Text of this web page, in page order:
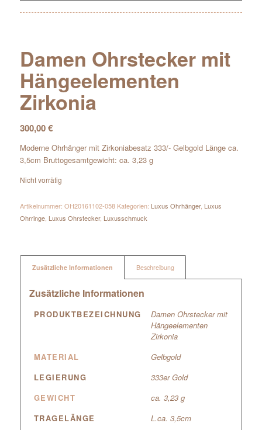
Damen Ohrstecker mit
Hängeelementen
Zirkonia
300,00€
Moderne Ohrhänger mit Zirkoniabesatz 333/- Gelbgold Länge ca.
3,5cm Bruttogesamtgewicht: ca. 3,23 g
Nicht vorrätig
Artikelnummer: OH20161102-058 Kategorien: Luxus Ohrhänger, Luxus
Ohrringe, Luxus Ohrstecker, Luxusschmuck
Zusätzliche Informationen Beschreibung
Zusätzliche Informationen
PRODUKTBEZEICHNUNG
Damen Ohrstecker mit
Hängeelementen
Zirkonia
MATERIAL
Gelbgold
LEGIERUNG
333er Gold
GEWICHT
ca. 3,23 g
TRAGELÄNGE
L.ca. 3,5cm